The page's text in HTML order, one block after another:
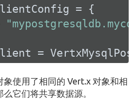
= {
=
象使用了相同的 Vert.x 对象和相
它们将共享数据源。